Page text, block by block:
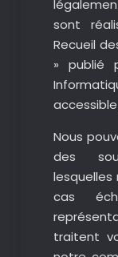
sont
Recueil
» publié
accessible
Nous
des
lesquelles
cas
traitent